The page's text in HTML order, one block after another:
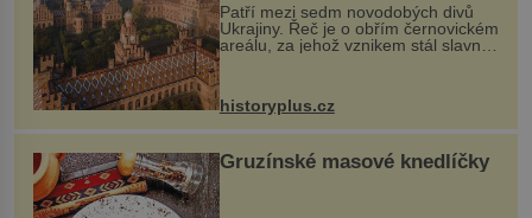
Patří mezi sedm novodobých divů
Ukrajiny. Řeč je o obřím černovickém
areálu, za jehož vznikem stál slavný
český architekt Josef Hlávka. Ten si
na něm dal mimořádně záležet. Jeho
stavební plány by při ...
historyplus.cz
Gruzínské masové knedlíčky